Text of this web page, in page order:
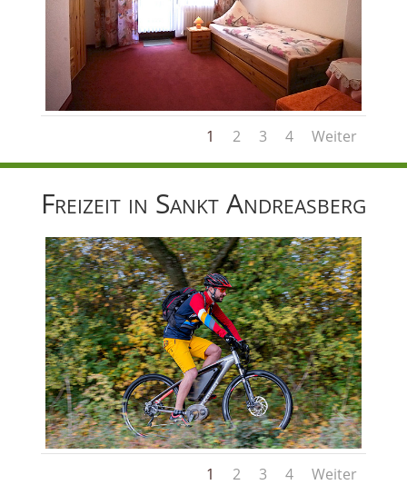
1 2 3 4 Weiter
Freizeit in Sankt Andreasberg
1 2 3 4 Weiter